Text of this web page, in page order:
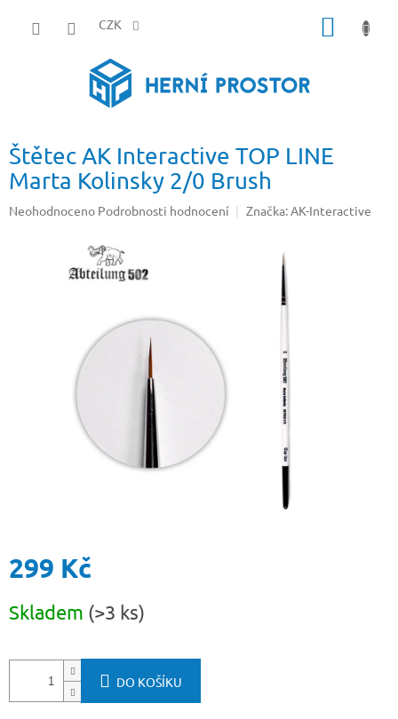
CZK
Štětec AK Interactive TOP LINE
Marta Kolinsky 2/0 Brush
Průměrné
Neohodnoceno Podrobnosti hodnocení Značka:AK-Interactive
299 Kč
cena:
Skladem (>3 ks)
DO KOŠÍKU